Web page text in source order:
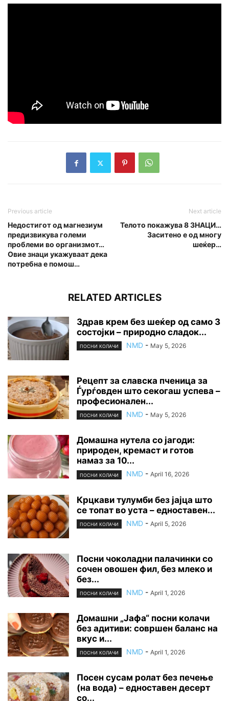
Previous article
Недостигот од магнезиум
предизвикува големи
проблеми во организмот…
Овие знаци укажуваат дека
потребна е помош…
Next article
Телото покажува 8 3НАЦИ…
Заситено е од многу
шеќер…
RELATED ARTICLES
Здрав крем без шеќер од само 3
состојки – природно сладок...
ПОСНИ КОЛАЧИ NMD - May 5, 2026
Рецепт за славска пченица за
Ѓурѓовден што секогаш успева –
професионален...
ПОСНИ КОЛАЧИ NMD - May 5, 2026
Домашна нутела со јагоди:
природен, кремаст и готов
намаз за 10...
ПОСНИ КОЛАЧИ NMD - April 16, 2026
Крцкави тулумби без јајца што
се топат во уста – едноставен...
ПОСНИ КОЛАЧИ NMD - April 5, 2026
Посни чоколадни палачинки со
сочен овошен фил, без млеко и
без...
ПОСНИ КОЛАЧИ NMD - April 1, 2026
Домашни „Јафа“ посни колачи
без адитиви: совршен баланс на
вкус и...
ПОСНИ КОЛАЧИ NMD - April 1, 2026
Посен сусам ролат без печење
(на вода) – едноставен десерт
со...